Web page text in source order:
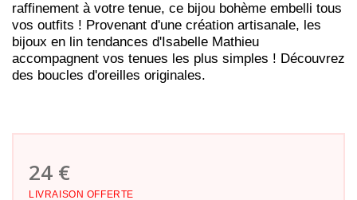
raffinement à votre tenue, ce bijou bohème embelli tous
vos outfits ! Provenant d'une création artisanale, les
bijoux en lin tendances d'Isabelle Mathieu
accompagnent vos tenues les plus simples ! Découvrez
des boucles d'oreilles originales.
24 €
LIVRAISON OFFERTE